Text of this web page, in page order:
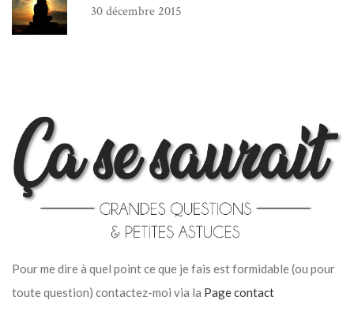
30 décembre 2015
Pour me dire à quel point ce que je fais est formidable (ou pour
toute question) contactez-moi via la Page contact